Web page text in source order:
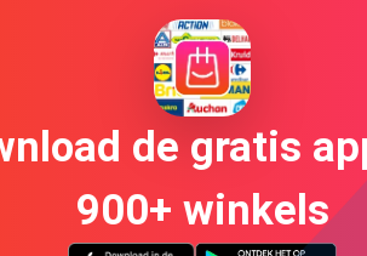
de gratis
900+ winkels